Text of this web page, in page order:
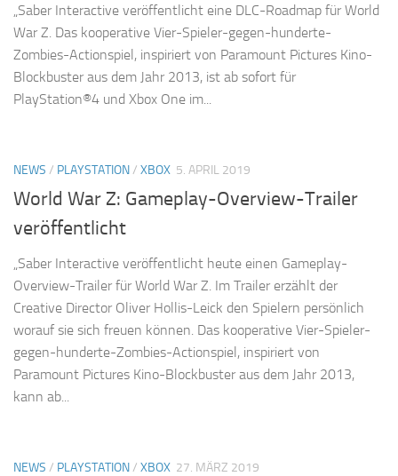
„Saber Interactive veröffentlicht eine DLC-Roadmap für World
War Z. Das kooperative Vier-Spieler-gegen-hunderte-
Zombies-Actionspiel, inspiriert von Paramount Pictures Kino-
Blockbuster aus dem Jahr 2013, ist ab sofort für
PlayStation®4 und Xbox One im...
NEWS / PLAYSTATION/ XBOX 5. APRIL 2019
World War Z: Gameplay-Overview-Trailer
veröffentlicht
„Saber Interactive veröffentlicht heute einen Gameplay-
Overview-Trailer für World War Z. Im Trailer erzählt der
Creative Director Oliver Hollis-Leick den Spielern persönlich
worauf sie sich freuen können. Das kooperative Vier-Spieler-
gegen-hunderte-Zombies-Actionspiel, inspiriert von
Paramount Pictures Kino-Blockbuster aus dem Jahr 2013,
kann ab...
NEWS / PLAYSTATION/ XBOX 27. MÄRZ 2019